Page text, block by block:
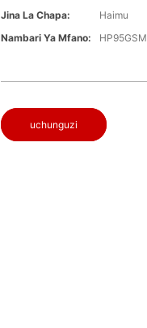
Jina La Chapa:
Haimu
Nambari Ya Mfano:
HP95GSM
uchunguzi